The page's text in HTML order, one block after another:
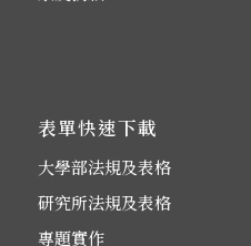
表單快速下載
大學部法規及表格
研究所法規及表格
專題實作